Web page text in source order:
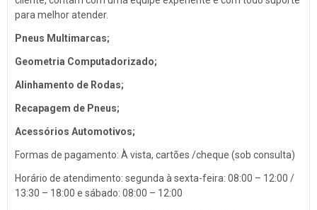
Adaptação Veicular
Auto Demolidoras
Troca de Óleo
Chaveiro
Reboques
Seguros
Injeção Eletrônica
Produtos Automotivos
para melhor atender.
Pneus Multimarcas;
Geometria Computadorizado;
Alinhamento de Rodas;
Recapagem de Pneus;
Acessórios Automotivos;
Formas de pagamento: À vista, cartões /cheque (sob consulta)
Horário de atendimento: segunda à sexta-feira: 08:00 – 12:00 /
13:30 – 18:00 e sábado: 08:00 – 12:00